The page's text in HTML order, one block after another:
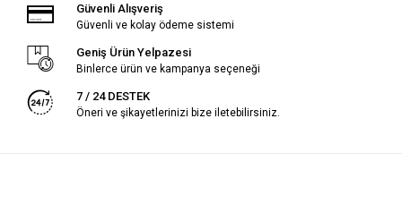
Güvenli Alışveriş
Güvenli ve kolay ödeme sistemi
Geniş Ürün Yelpazesi
Binlerce ürün ve kampanya seçeneği
7 / 24 DESTEK
Öneri ve şikayetlerinizi bize iletebilirsiniz.